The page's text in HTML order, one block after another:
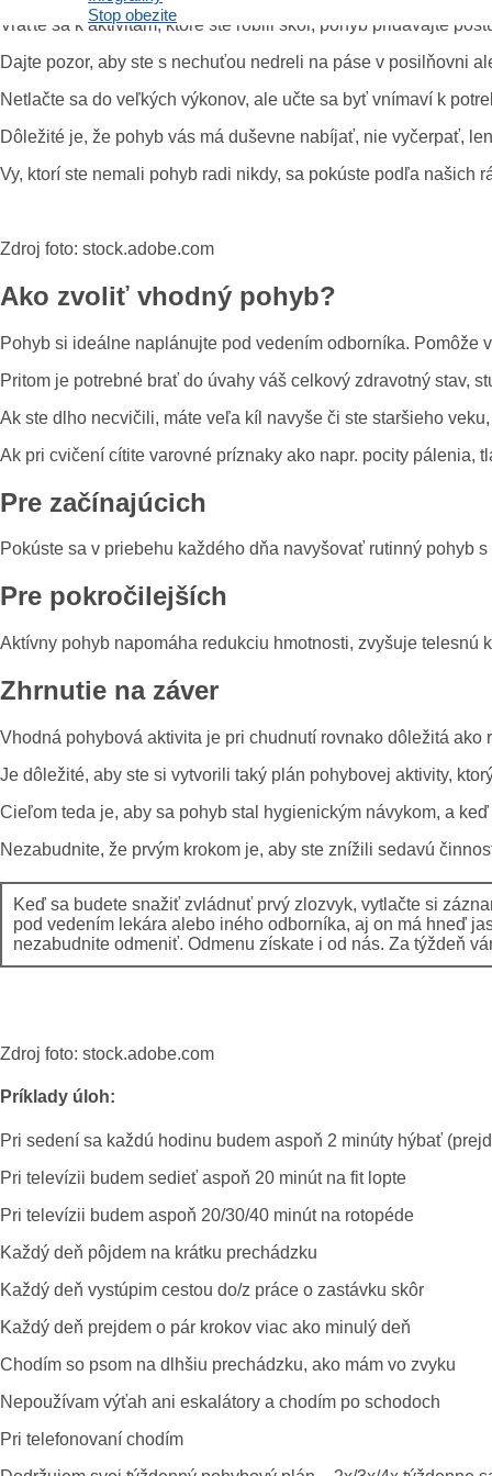
Stop obezite
Vráťte sa k aktivitám, ktoré ste robili skôr, pohyb pridávajte
Dajte pozor, aby ste s nechuťou nedreli na páse v posilňovni
Netlačte sa do veľkých výkonov, ale učte sa byť vnímaví k
Dôležité je, že pohyb vás má duševne nabíjať, nie vyčerpať,
Vy, ktorí ste nemali pohyb radi nikdy, sa pokúste podľa
Zdroj foto: stock.adobe.com
Ako zvoliť vhodný pohyb?
Pohyb si ideálne naplánujte pod vedením odborníka.
Pritom je potrebné brať do úvahy váš celkový zdravotný stav,
Ak ste dlho necvičili, máte veľa kíl navyše či ste staršieho
Ak pri cvičení cítite varovné príznaky ako napr. pocity pálenia,
Pre začínajúcich
Pokúste sa v priebehu každého dňa navyšovať rutinný pohyb
Pre pokročilejších
Aktívny pohyb napomáha redukciu hmotnosti, zvyšuje
Zhrnutie na záver
Vhodná pohybová aktivita je pri chudnutí rovnako dôležitá
Je dôležité, aby ste si vytvorili taký plán pohybovej aktivity,
Cieľom teda je, aby sa pohyb stal hygienickým návykom, a
Nezabudnite, že prvým krokom je, aby ste znížili sedavú
Keď sa budete snažiť zvládnuť prvý zlozvyk, vytlačte si
pod vedením lekára alebo iného odborníka, aj on má hneď
nezabudnite odmeniť. Odmenu získate i od nás. Za týždeň
Zdroj foto: stock.adobe.com
Príklady úloh:
Pri sedení sa každú hodinu budem aspoň 2 minúty hýbať
Pri televízii budem sedieť aspoň 20 minút na fit lopte
Pri televízii budem aspoň 20/30/40 minút na rotopéde
Každý deň pôjdem na krátku prechádzku
Každý deň vystúpim cestou do/z práce o zastávku skôr
Každý deň prejdem o pár krokov viac ako minulý deň
Chodím so psom na dlhšiu prechádzku, ako mám vo zvyku
Nepoužívam výťah ani eskalátory a chodím po schodoch
Pri telefonovaní chodím